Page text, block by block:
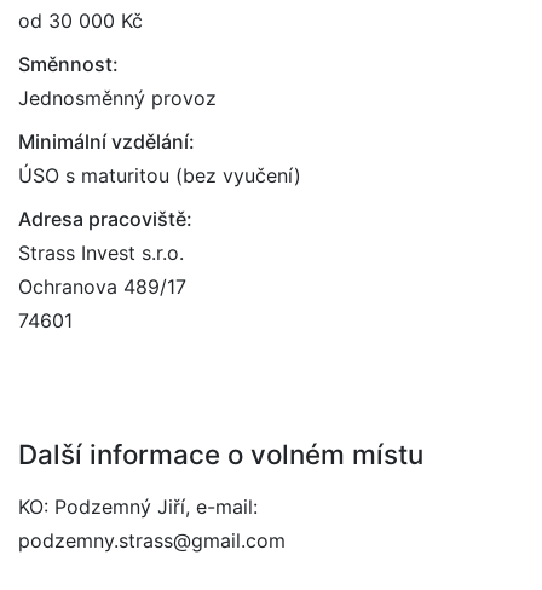
od 30 000 Kč
Směnnost:
Jednosměnný provoz
Minimální vzdělání:
ÚSO s maturitou (bez vyučení)
Adresa pracoviště:
Strass Invest s.r.o.
Ochranova 489/17
74601
Další informace o volném místu
KO: Podzemný Jiří, e-mail:
podzemny.strass@gmail.com